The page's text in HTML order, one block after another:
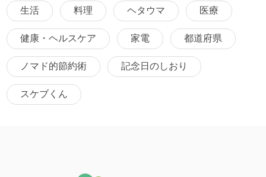
生活 料理 ヘタウマ 医療
健康・ヘルスケア 家電 都道府県
ノマド的節約術 記念日のしおり
スケブくん